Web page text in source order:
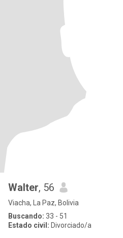
Walter, 56
Viacha, La Paz, Bolivia
Buscando: 33 - 51
Estado civil: Divorciado/a